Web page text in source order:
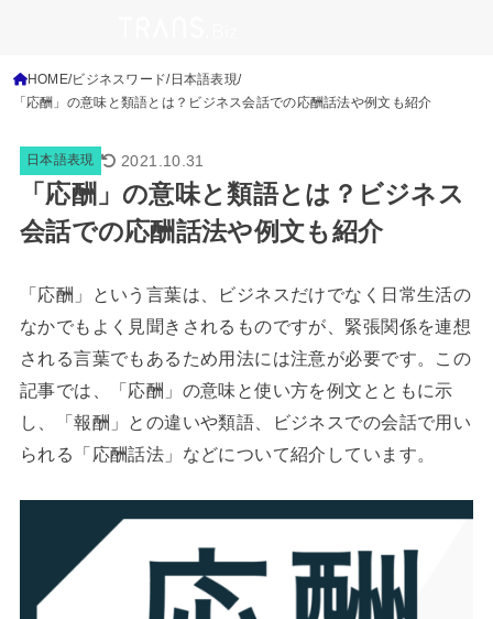
HOME ビジネスワード 日本語表現
「応酬」の意味と類語とは？ビジネス会話での応酬話法や例文も紹介
日本語表現 2021.10.31
「応酬」の意味と類語とは？ビジネス
会話での応酬話法や例文も紹介
「応酬」という言葉は、ビジネスだけでなく日常生活の
なかでもよく見聞きされるものですが、緊張関係を連想
される言葉でもあるため用法には注意が必要です。この
記事では、「応酬」の意味と使い方を例文とともに示
し、「報酬」との違いや類語、ビジネスでの会話で用い
られる「応酬話法」などについて紹介しています。